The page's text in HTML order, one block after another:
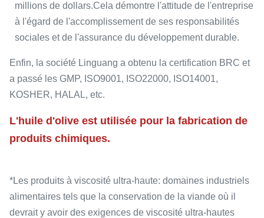
millions de dollars.Cela démontre l'attitude de l'entreprise
à l'égard de l'accomplissement de ses responsabilités
sociales et de l'assurance du développement durable.
Enfin, la société Linguang a obtenu la certification BRC et
a passé les GMP, ISO9001, ISO22000, ISO14001,
KOSHER, HALAL, etc.
L'huile d'olive est utilisée pour la fabrication de
produits chimiques.
*Les produits à viscosité ultra-haute: domaines industriels
alimentaires tels que la conservation de la viande où il
devrait y avoir des exigences de viscosité ultra-hautes